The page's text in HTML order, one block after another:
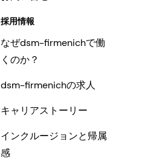
採用情報
なぜdsm-firmenichで働
くのか？
dsm-firmenichの求人
キャリアストーリー
インクルージョンと帰属
感